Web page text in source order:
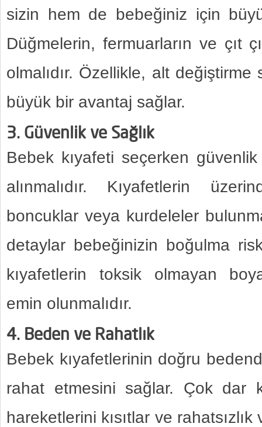
sizin hem de bebeğiniz için
Düğmelerin, fermuarların ve çıt
olmalıdır. Özellikle, alt değiştirme
büyük bir avantaj sağlar.
3. Güvenlik ve Sağlık
Bebek kıyafeti seçerken
alınmalıdır. Kıyafetlerin
boncuklar veya kurdeleler
detaylar bebeğinizin boğulma
kıyafetlerin toksik olmayan
emin olunmalıdır.
4. Beden ve Rahatlık
Bebek kıyafetlerinin doğru
rahat etmesini sağlar. Çok dar
hareketlerini kısıtlar ve